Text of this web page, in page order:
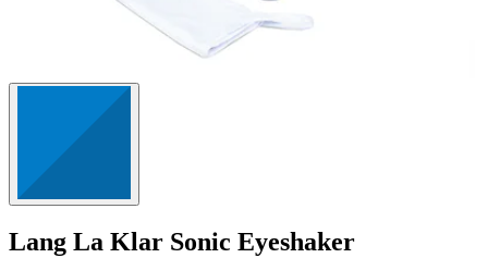
Lang La Klar Sonic Eyeshaker